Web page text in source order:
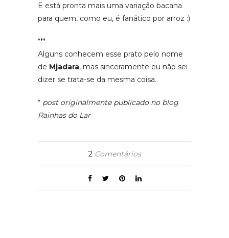
E está pronta mais uma variação bacana
para quem, como eu, é fanático por arroz :)
***
Alguns conhecem esse prato pelo nome
de Mjadara, mas sinceramente eu não sei
dizer se trata-se da mesma coisa.
* post originalmente publicado no blog
Rainhas do Lar
2Comentários